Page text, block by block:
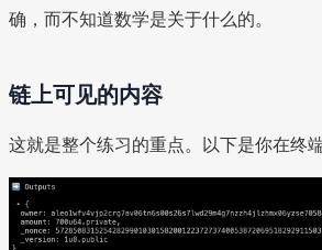
确，而不知道数学是关于什么的。
链上可见的内容
这就是整个练习的重点。以下是你在终